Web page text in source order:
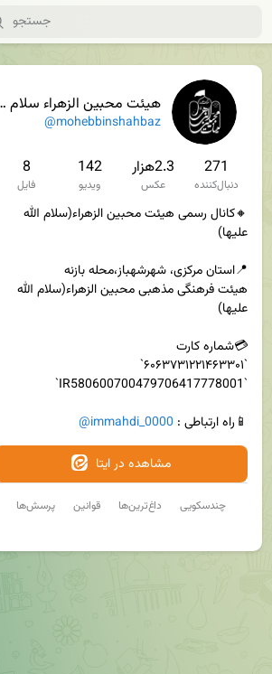
هیئت محبین الزهراء سلام الله علیها
@mohebbinshahbaz
271
دنبال‌کننده
2.3هزار
عکس
142
ویدیو
8
فایل
📱راه ارتباطی : @immahdi_0000
مشاهده در ایتا
پرسش‌ها قوانین داغ‌ترین‌ها چندسکویی